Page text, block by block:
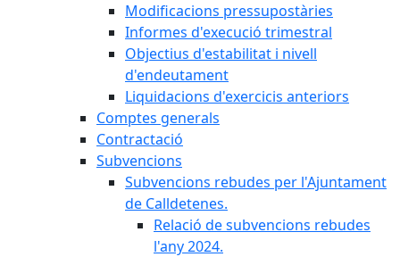
Modificacions pressupostàries
Informes d'execució trimestral
Objectius d'estabilitat i nivell
d'endeutament
Liquidacions d'exercicis anteriors
Comptes generals
Contractació
Subvencions
Subvencions rebudes per l'Ajuntament
de Calldetenes.
Relació de subvencions rebudes
l'any 2024.